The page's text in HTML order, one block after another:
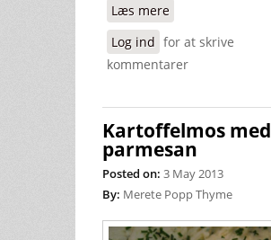
Læs mere
Log ind for at skrive
kommentarer
Kartoffelmos med
parmesan
Posted on: 3 May 2013
By: Merete Popp Thyme